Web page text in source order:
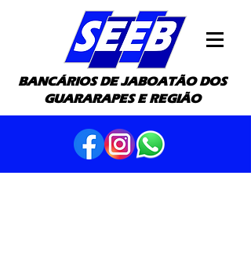
BANCÁRIOS DE JABOATÃO DOS
GUARARAPES E REGIÃO